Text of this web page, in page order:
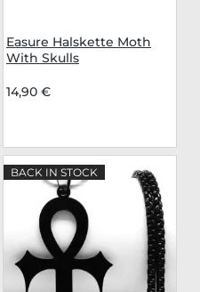
Easure Halskette Moth
With Skulls
14,90 €
BACK IN STOCK